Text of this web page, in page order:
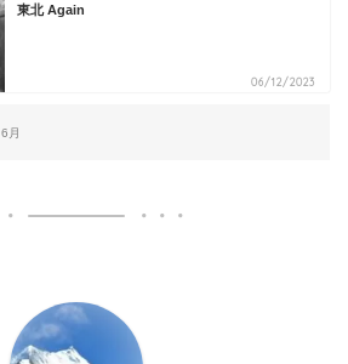
東北 Again
06/12/2023
6月